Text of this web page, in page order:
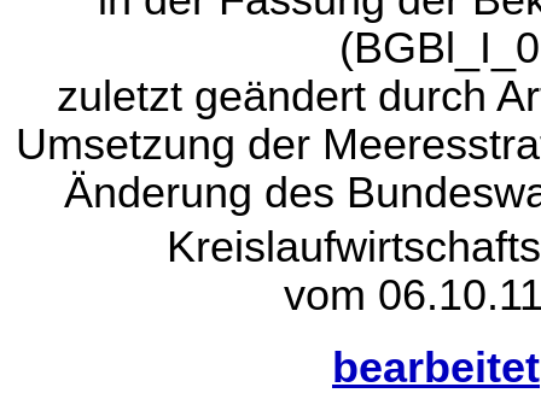
zuletzt geändert durch
Umsetzung der
Änderung des
vom
bearbeitet